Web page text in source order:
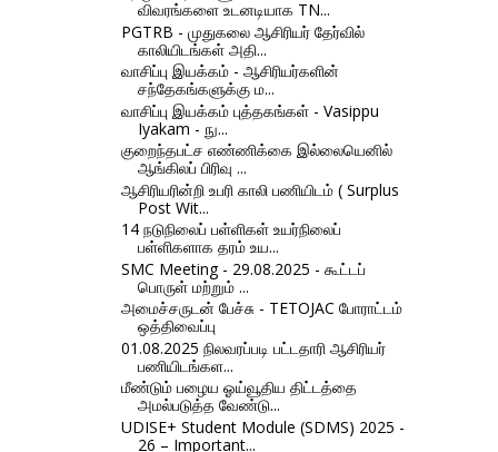
விவரங்களை உடனடியாக TN...
PGTRB - முதுகலை ஆசிரியர் தேர்வில்
காலியிடங்கள் அதி...
வாசிப்பு இயக்கம் - ஆசிரியர்களின்
சந்தேகங்களுக்கு ம...
வாசிப்பு இயக்கம் புத்தகங்கள் - Vasippu
Iyakam - நு...
குறைந்தபட்ச எண்ணிக்கை இல்லையெனில்
ஆங்கிலப் பிரிவு ...
ஆசிரியரின்றி உபரி காலி பணியிடம் ( Surplus
Post Wit...
14 நடுநிலைப் பள்ளிகள் உயர்நிலைப்
பள்ளிகளாக தரம் உய...
SMC Meeting - 29.08.2025 - கூட்டப்
பொருள் மற்றும் ...
அமைச்சருடன் பேச்சு - TETOJAC போராட்டம்
ஒத்திவைப்பு
01.08.2025 நிலவரப்படி பட்டதாரி ஆசிரியர்
பணியிடங்கள...
மீண்டும் பழைய ஓய்வூதிய திட்டத்தை
அமல்படுத்த வேண்டு...
UDISE+ Student Module (SDMS) 2025 -
26 – Important...